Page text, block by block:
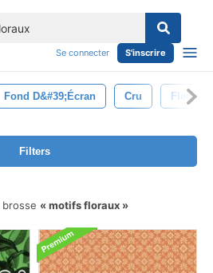
Se connecter S'inscrire
Fond D&#39;écran Cru Fleur
Filters
motifs floraux